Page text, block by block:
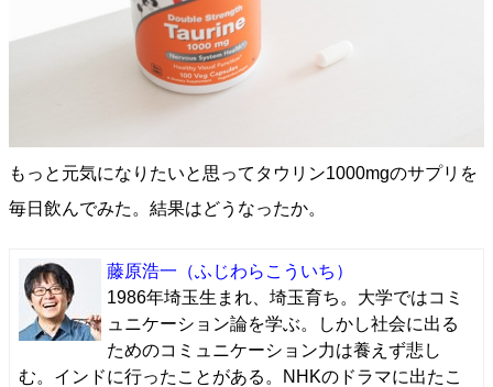
もっと元気になりたいと思ってタウリン1000mgのサプリを
毎日飲んでみた。結果はどうなったか。
藤原浩一 （ふじわらこういち）
1986年埼玉生まれ、埼玉育ち。大学ではコミ
ュニケーション論を学ぶ。しかし社会に出る
ためのコミュニケーション力は養えず悲し
む。インドに行ったことがある。NHKのドラマに出たこ